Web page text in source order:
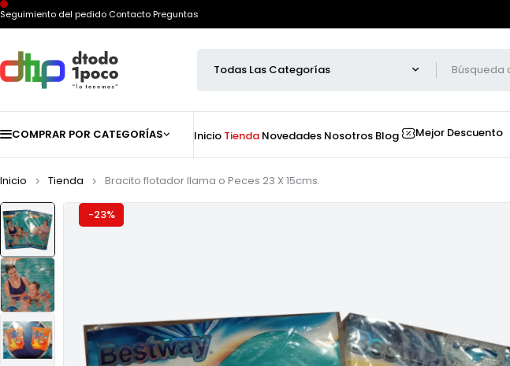
Seguimiento del pedido ContactoPreguntas
COMPRAR POR CATEGORÍAS Inicio Tienda Novedades Nosotros Blog Mejor Descuento
Inicio Tienda Bracito flotador llama o Peces 23 X 15cms.
-23%